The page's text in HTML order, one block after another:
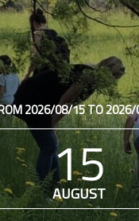
2026/08/15 TO
15
AUGUST